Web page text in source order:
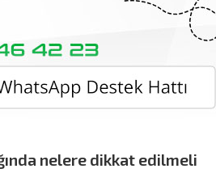
nelere dikkat edilmeli